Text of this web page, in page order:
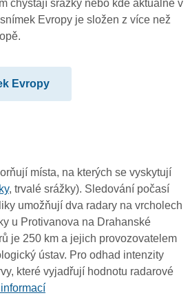
chystají srážky nebo kde aktuálně v
Evropy je složen z více než
Evropy
místa, na kterých se vyskytují
, trvalé srážky). Sledování počasí
umožňují dva radary na vrcholech
u Protivanova na Drahanské
je 250 km a jejich provozovatelem
ústav. Pro odhad intenzity
které vyjadřují hodnotu radarové